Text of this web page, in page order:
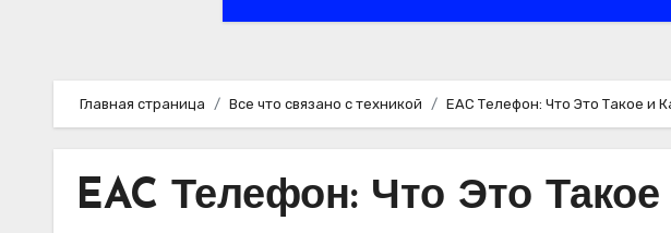
Главная страница Все что связано с техникой EAC Телефон: Что Это Такое и
EAC Телефон: Что Это